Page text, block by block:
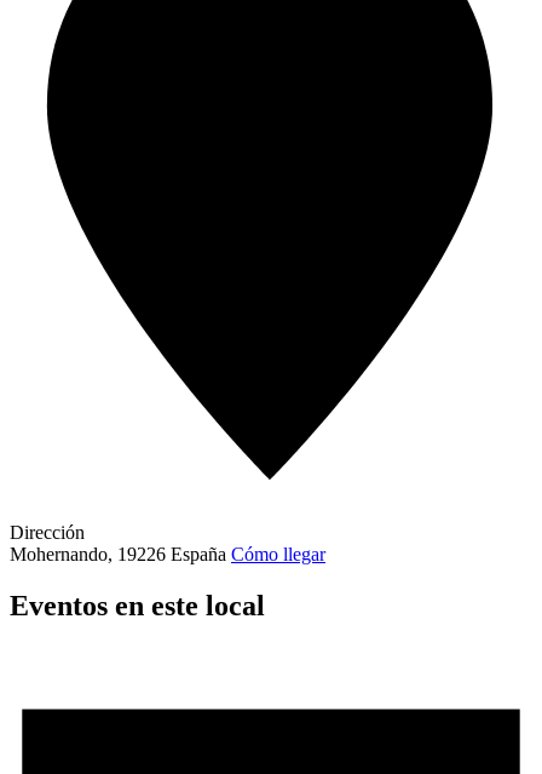
Dirección
Mohernando, 19226 España Cómo llegar
Eventos en este local